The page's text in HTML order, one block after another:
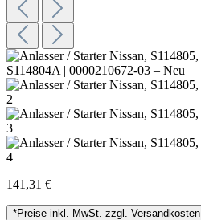
141,31 €
*Preise inkl. MwSt. zzgl. Versandkosten